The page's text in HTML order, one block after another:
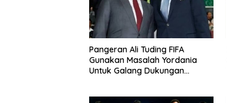
Pangeran Ali Tuding FIFA
Gunakan Masalah Yordania
Untuk Galang Dukungan